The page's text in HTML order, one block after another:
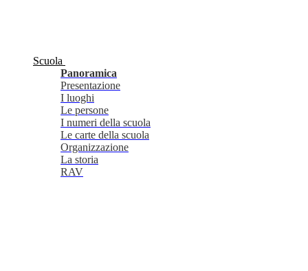
Scuola
Panoramica
Presentazione
I luoghi
Le persone
I numeri della scuola
Le carte della scuola
Organizzazione
La storia
RAV